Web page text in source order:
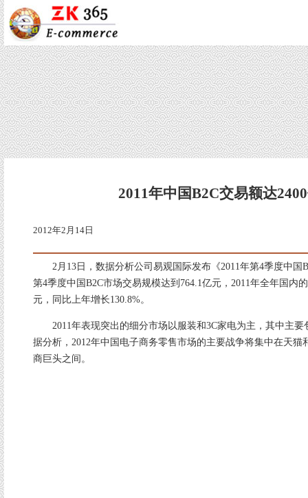
2011年中国B2C交易额达
2012年2月14日
2月13日，数据分析公司易观国际发布《2011年第4季度中国
第4季度中国B2C市场交易规模达到764.1亿元，2011年全年国内
元，同比上年增长130.8%。
2011年表现突出的细分市场以服装和3C家电为主，其中主要
据分析，2012年中国电子商务零售市场的主要战争将集中在天猫
商巨头之间。